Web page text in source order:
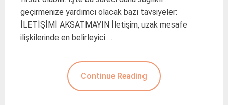
geçirmenize yardımcı olacak bazı tavsiyeler:
İLETİŞİMİ AKSATMAYIN İletişim, uzak mesafe
ilişkilerinde en belirleyici …
Continue Reading